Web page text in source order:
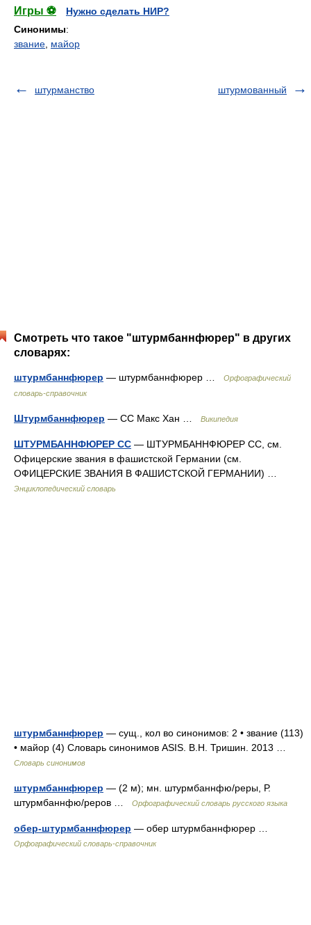
Игры ⚽
Нужно сделать НИР?
Синонимы:
звание майор
штурманство штурмованный
Смотреть что такое "штурмбаннфюрер" в других
словарях:
штурмбаннфюрер — штурмбаннфюрер …
Орфографический
словарь-справочник
Штурмбаннфюрер — СС Макс Хан … Википедия
ШТУРМБАННФЮРЕР СС — ШТУРМБАННФЮРЕР СС, см.
Офицерские звания в фашистской Германии (см.
ОФИЦЕРСКИЕ ЗВАНИЯ В ФАШИСТСКОЙ ГЕРМАНИИ) …
Энциклопедический словарь
штурмбаннфюрер — сущ., кол во синонимов: 2 • звание (113)
• майор (4) Словарь синонимов ASIS. В.Н. Тришин. 2013 …
Словарь синонимов
штурмбаннфюрер — (2 м); мн. штурмбаннфю/реры, Р.
штурмбаннфю/реров …
Орфографический словарь русского языка
обер-штурмбаннфюрер — обер штурмбаннфюрер …
Орфографический словарь-справочник